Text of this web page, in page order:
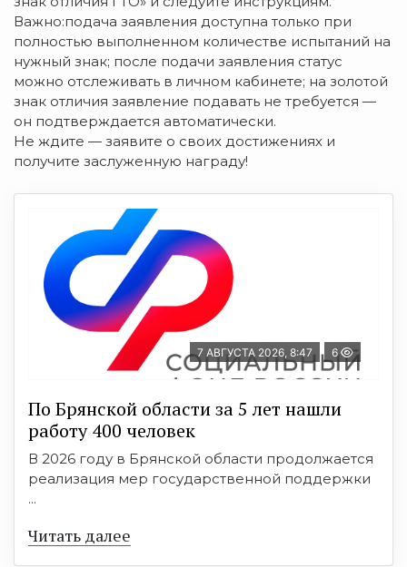
Важно:подача заявления доступна только при
полностью выполненном количестве испытаний на
нужный знак; после подачи заявления статус
можно отслеживать в личном кабинете; на золотой
знак отличия заявление подавать не требуется —
он подтверждается автоматически.
Не ждите — заявите о своих достижениях и
получите заслуженную награду!
7 АВГУСТА 2026, 8:47 6
По Брянской области за 5 лет нашли
работу 400 человек
В 2026 году в Брянской области продолжается
реализация мер государственной поддержки
...
Читать далее